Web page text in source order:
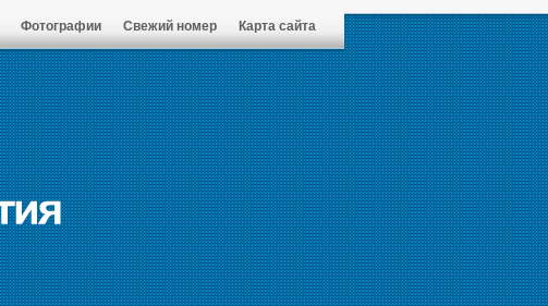
Фотографии Свежий номер Карта сайта